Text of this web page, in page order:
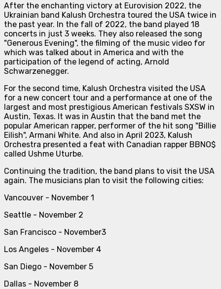
After the enchanting victory at Eurovision 2022, the
Ukrainian band Kalush Orchestra toured the USA twice in
the past year. In the fall of 2022, the band played 18
concerts in just 3 weeks. They also released the song
"Generous Evening", the filming of the music video for
which was talked about in America and with the
participation of the legend of acting, Arnold
Schwarzenegger.
For the second time, Kalush Orchestra visited the USA
for a new concert tour and a performance at one of the
largest and most prestigious American festivals SXSW in
Austin, Texas. It was in Austin that the band met the
popular American rapper, performer of the hit song "Billie
Eilish", Armani White. And also in April 2023, Kalush
Orchestra presented a feat with Canadian rapper BBNO$
called Ushme Uturbe.
Continuing the tradition, the band plans to visit the USA
again. The musicians plan to visit the following cities:
Vancouver - November 1
Seattle - November 2
San Francisco - November3
Los Angeles - November 4
San Diego - November 5
Dallas - November 8